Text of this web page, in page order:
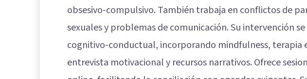
obsesivo-compulsivo. También trabaja en conflictos de
sexuales y problemas de comunicación. Su intervención
cognitivo-conductual, incorporando mindfulness, terapia
entrevista motivacional y recursos narrativos. Ofrece